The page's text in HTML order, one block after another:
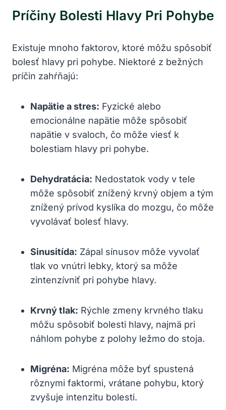
Príčiny Bolesti Hlavy Pri Pohybe
Existuje mnoho faktorov, ktoré môžu spôsobiť
bolesť hlavy pri pohybe. Niektoré z bežných
príčin zahŕňajú:
Napätie a stres: Fyzické alebo
emocionálne napätie môže spôsobiť
napätie v svaloch, čo môže viesť k
bolestiam hlavy pri pohybe.
Dehydratácia: Nedostatok vody v tele
môže spôsobiť znížený krvný objem a tým
znížený prívod kyslíka do mozgu, čo môže
vyvolávať bolesť hlavy.
Sinusitída: Zápal sínusov môže vyvolať
tlak vo vnútri lebky, ktorý sa môže
zintenzívniť pri pohybe hlavy.
Krvný tlak: Rýchle zmeny krvného tlaku
môžu spôsobiť bolesti hlavy, najmä pri
náhlom pohybe z polohy ležmo do stoja.
Migréna: Migréna môže byť spustená
rôznymi faktormi, vrátane pohybu, ktorý
zvyšuje intenzitu bolesti.